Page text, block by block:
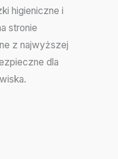
higieniczne i
stronie
z najwyższej
dla